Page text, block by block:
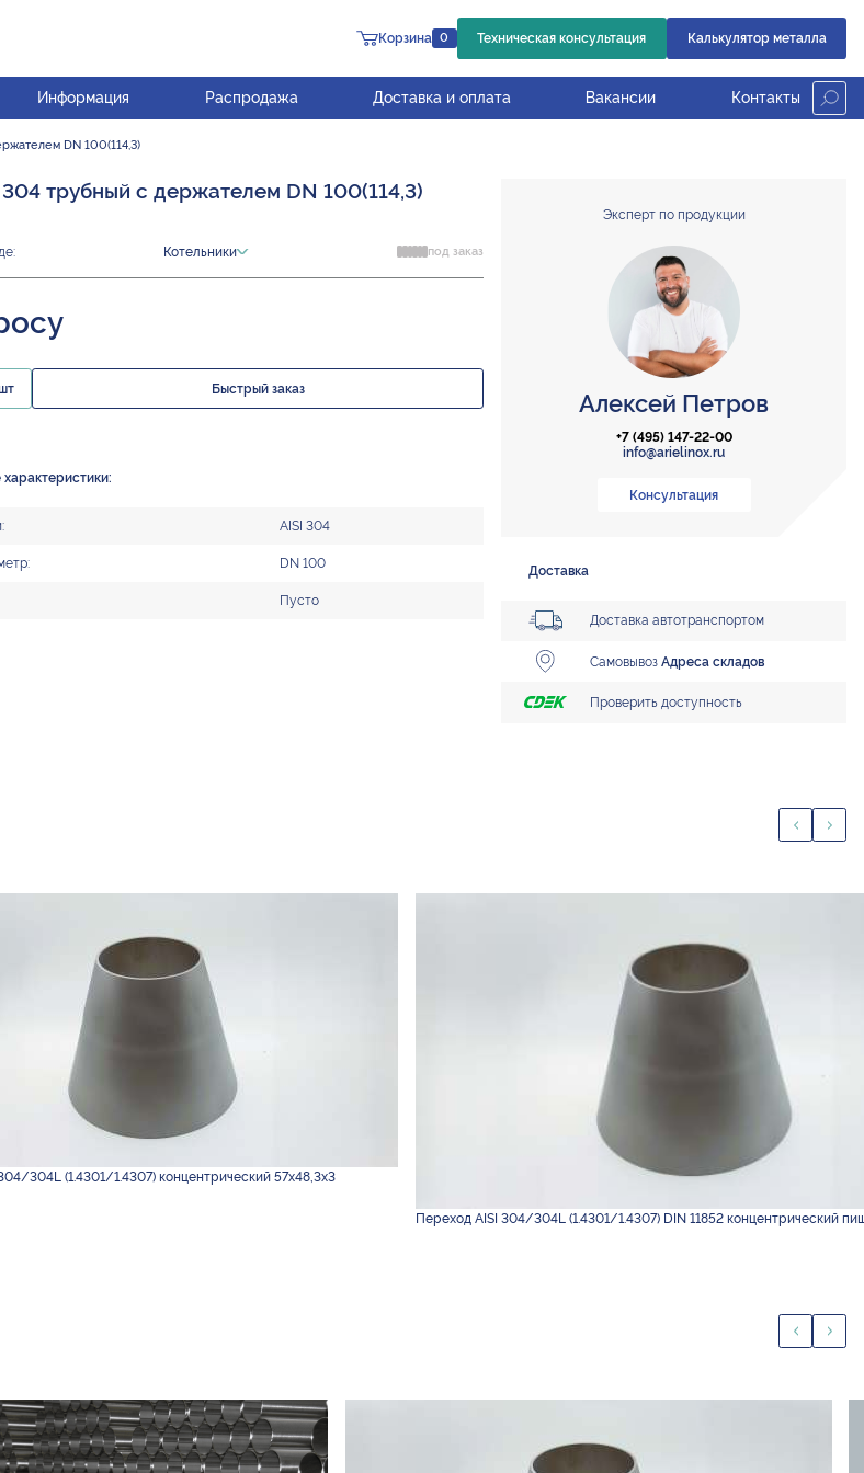
Корзина 0 Техническая консультация Калькулятор металла
Информация Распродажа Доставка и оплата Вакансии Контакты
DN 100(114,3)
трубный с держателем DN 100(114,3)
Котельники под заказ
Быстрый заказ
характеристики:
AISI 304
DN 100
Пусто
Эксперт по продукции
Алексей Петров
+7 (495) 147-22-00
info@arielinox.ru
Консультация
Доставка
Доставка автотранспортом
СамовывозАдреса складов
Проверить доступность
304L (1.4301/1.4307) концентрический 57х48,3х3
Переход AISI 304/304L (1.4301/1.4307) DIN 11852 концентрический